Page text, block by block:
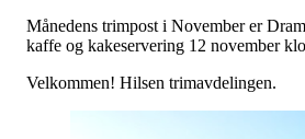
Månedens trimpost i November er
kaffe og kakeservering 12 november
Velkommen! Hilsen trimavdelingen.